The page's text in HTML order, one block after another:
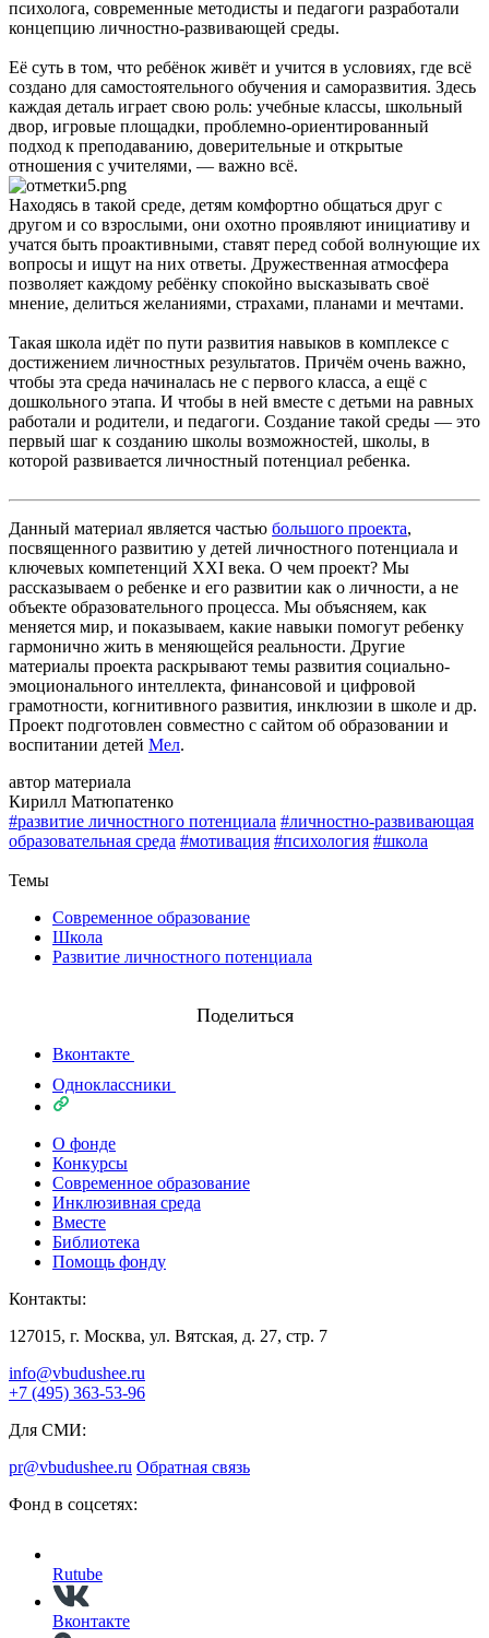
психолога, современные методисты и педагоги разработали
концепцию личностно-развивающей среды.
Её суть в том, что ребёнок живёт и учится в условиях, где всё
создано для самостоятельного обучения и саморазвития. Здесь
каждая деталь играет свою роль: учебные классы, школьный
двор, игровые площадки, проблемно-ориентированный
подход к преподаванию, доверительные и открытые
отношения с учителями, — важно всё.
Находясь в такой среде, детям комфортно общаться друг с
другом и со взрослыми, они охотно проявляют инициативу и
учатся быть проактивными, ставят перед собой волнующие их
вопросы и ищут на них ответы. Дружественная атмосфера
позволяет каждому ребёнку спокойно высказывать своё
мнение, делиться желаниями, страхами, планами и мечтами.
Такая школа идёт по пути развития навыков в комплексе с
достижением личностных результатов. Причём очень важно,
чтобы эта среда начиналась не с первого класса, а ещё с
дошкольного этапа. И чтобы в ней вместе с детьми на равных
работали и родители, и педагоги. Создание такой среды — это
первый шаг к созданию школы возможностей, школы, в
которой развивается личностный потенциал ребенка.
Данный материал является частью большого проекта,
посвященного развитию у детей личностного потенциала и
ключевых компетенций XXI века. О чем проект? Мы
рассказываем о ребенке и его развитии как о личности, а не
объекте образовательного процесса. Мы объясняем, как
меняется мир, и показываем, какие навыки помогут ребенку
гармонично жить в меняющейся реальности. Другие
материалы проекта раскрывают темы развития социально-
эмоционального интеллекта, финансовой и цифровой
грамотности, когнитивного развития, инклюзии в школе и др.
Проект подготовлен совместно с сайтом об образовании и
воспитании детей Мел.
автор материала
Кирилл Матюпатенко
#развитие личностного потенциала #личностно-развивающая
образовательная среда #мотивация #психология #школа
Темы
Современное образование
Школа
Развитие личностного потенциала
Поделиться
Вконтакте
Одноклассники
О фонде
Конкурсы
Современное образование
Инклюзивная среда
Вместе
Библиотека
Помощь фонду
Контакты:
127015, г. Москва, ул. Вятская, д. 27, стр. 7
info@vbudushee.ru
+7 (495) 363-53-96
Для СМИ:
pr@vbudushee.ru Обратная связь
Фонд в соцсетях:
Rutube
Вконтакте